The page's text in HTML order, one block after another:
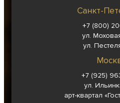
Санкт-
+7 (800)
ул.
ул.
+7 (925)
ул.
арт-квартал